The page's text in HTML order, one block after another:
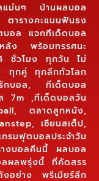
แม่นๆ บ้านผลบอล
รางคะแนนฟันธง
บอล แจกทีเด็ดบอล
ลัง พร้อมทรรศนะ
ชั่วโมง ทุกวัน ไม่
ทุกคู่ ทุกลีกทั่วโลก
กบอล, ทีเด็ดบอล
7m ,ทีเด็ดบอลวัน
ตลาดลูกหนัง,
เซียนสเต็ป,
มฟุตบอลประจำวัน
งบอลคืนนี้ ผลบอล
ผลพรุ่งนี้ ที่คัดสรร
งอย่าง พรีเมียร์ลีก